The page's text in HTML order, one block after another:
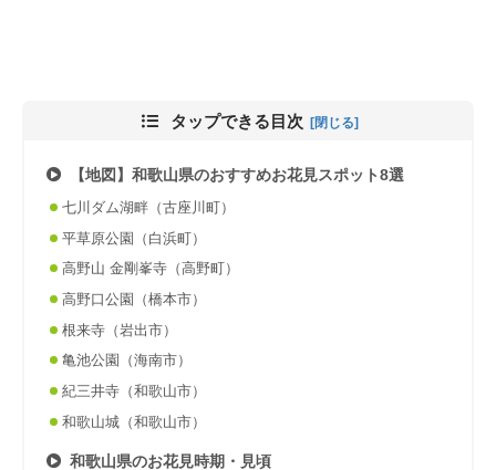
タップできる目次
【地図】和歌山県のおすすめお花見スポット8選
七川ダム湖畔（古座川町）
平草原公園（白浜町）
高野山 金剛峯寺（高野町）
高野口公園（橋本市）
根来寺（岩出市）
亀池公園（海南市）
紀三井寺（和歌山市）
和歌山城（和歌山市）
和歌山県のお花見時期・見頃